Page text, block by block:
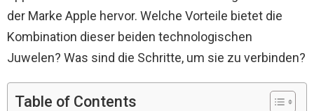
der Marke Apple hervor. Welche Vorteile bietet die
Kombination dieser beiden technologischen
Juwelen? Was sind die Schritte, um sie zu verbinden?
Table of Contents